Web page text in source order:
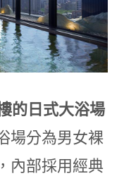
的日式大浴場
場分為男女裸
內部採用經典